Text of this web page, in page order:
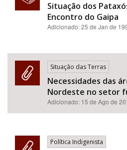
Situação dos
Encontro do Gaipa
Adicionado: 25 de Jan de
Situação das Terras
Necessidades das
Nordeste no setor
Adicionado: 15 de Ago de
Política Indigenista